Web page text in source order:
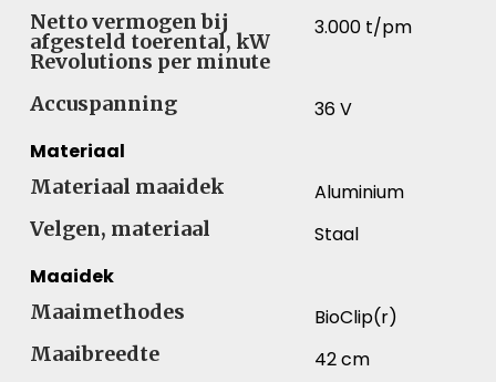
Netto vermogen bij
afgesteld toerental, kW
Revolutions per minute
3.000 t/pm
Accuspanning
36 V
Materiaal
Materiaal maaidek
Aluminium
Velgen, materiaal
Staal
Maaidek
Maaimethodes
BioClip(r)
Maaibreedte
42 cm